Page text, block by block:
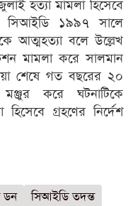
হত্যা মামলা হিসেবে
সিআইডি ১৯৯৭ সালে
আত্মহত্যা বলে উল্লেখ
মামলা করে সালমান
শেষে গত বছরের ২০
করে ঘটনাটিকে
হিসেবে গ্রহণের নির্দেশ
সিআইডি তদন্ত